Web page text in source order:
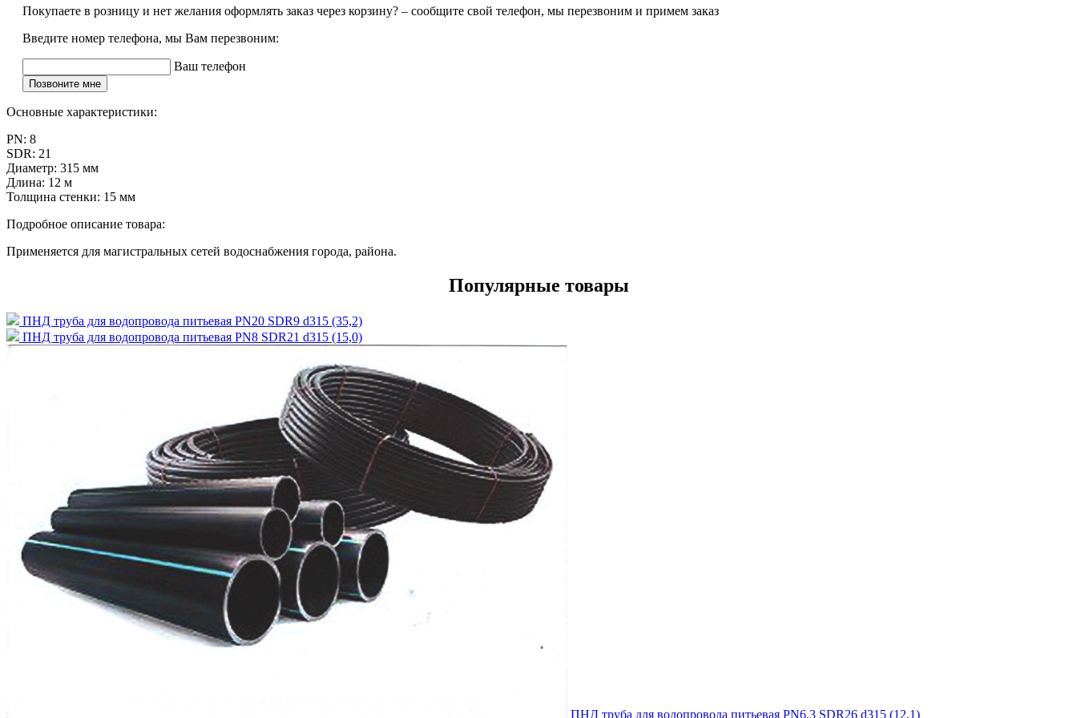
Покупаете в розницу и нет желания оформлять заказ через корзину? – сообщите свой телефон, мы перезвоним и примем заказ
Введите номер телефона, мы Вам перезвоним:
Ваш телефон
Позвоните мне
Основные характеристики:
PN: 8
SDR: 21
Диаметр: 315 мм
Длина: 12 м
Толщина стенки: 15 мм
Подробное описание товара:
Применяется для магистральных сетей водоснабжения города, района.
Популярные товары
ПНД труба для водопровода питьевая PN20 SDR9 d315 (35,2)
ПНД труба для водопровода питьевая PN8 SDR21 d315 (15,0)
ПНД труба для водопровода питьевая PN6,3 SDR26 d315 (12,1)